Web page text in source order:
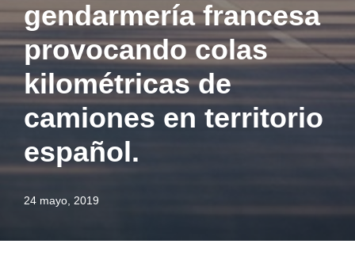
gendarmería francesa
provocando colas
kilométricas de
camiones en territorio
español.
24 mayo, 2019